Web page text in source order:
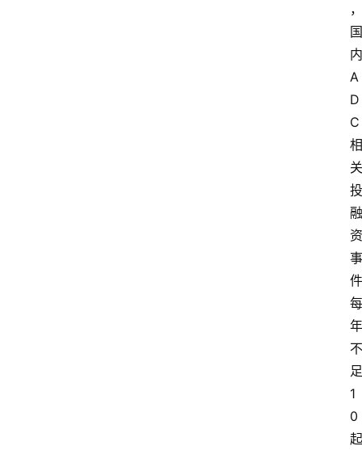
，
国
内
A
D
C
相
关
投
融
资
事
件
每
年
不
足
1
0
起